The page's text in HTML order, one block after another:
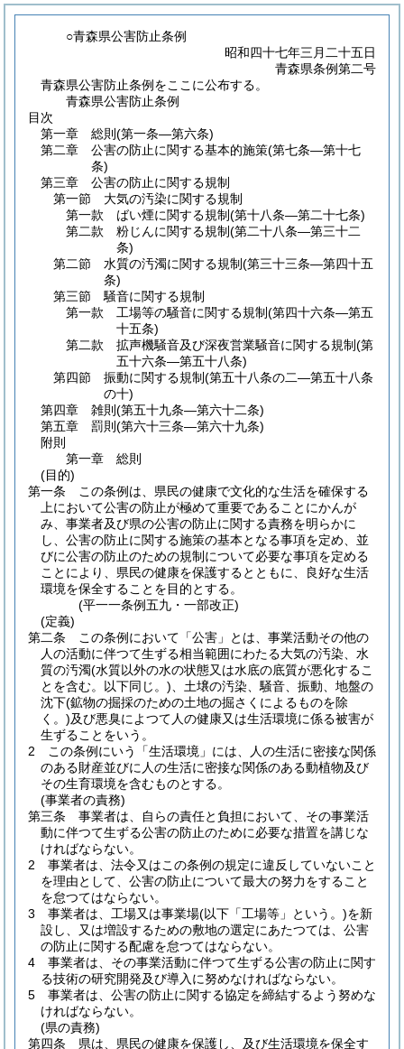
○青森県公害防止条例
昭和四十七年三月二十五日
青森県条例第二号
青森県公害防止条例をここに公布する。
青森県公害防止条例
目次
第一章
総則 (第一条―第六条)
第二章
公害の防止に関する基本的施策(第七条―第十七
条)
第三章
公害の防止に関する規制
第一節
大気の汚染に関する規制
第一款
ばい煙に関する規制(第十八条―第二十七条)
第二款
粉じんに関する規制(第二十八条―第三十二
条)
第二節
水質の汚濁に関する規制(第三十三条―第四十五
条)
第三節
騒音に関する規制
第一款
工場等の騒音に関する規制(第四十六条―第五
十五条)
第二款
拡声機騒音及び深夜営業騒音に関する規制(第
五十六条―第五十八条)
第四節
振動に関する規制(第五十八条の二―第五十八条
の十)
第四章
雑則 (第五十九条―第六十二条)
第五章
罰則 (第六十三条―第六十九条)
附則
第一章
総則
(目的)
第一条
この条例は、県民の健康で文化的な生活を確保する
上において公害の防止が極めて重要であることにかんが
み、事業者及び県の公害の防止に関する責務を明らかに
し、公害の防止に関する施策の基本となる事項を定め、並
びに公害の防止のための規制について必要な事項を定める
ことにより、県民の健康を保護するとともに、良好な生活
環境を保全することを目的とする。
(平一一条例五九・一部改正)
(定義)
第二条
この条例において「公害」とは、事業活動その他の
人の活動に伴つて生ずる相当範囲にわたる大気の汚染、水
質の汚濁(水質以外の水の状態又は水底の底質が悪化するこ
とを含む。以下同じ。) 、土壌の汚染、騒音、振動、地盤の
沈下(鉱物の掘採のための土地の掘さくによるものを除
く。)及び悪臭によつて人の健康又は生活環境に係る被害が
生ずることをいう。
2
この条例にいう「生活環境」には、人の生活に密接な関係
のある財産並びに人の生活に密接な関係のある動植物及び
その生育環境を含むものとする。
(事業者の責務)
第三条
事業者は、自らの責任と負担において、その事業活
動に伴つて生ずる公害の防止のために必要な措置を講じな
ければならない。
2
事業者は、法令又はこの条例の規定に違反していないこと
を理由として、公害の防止について最大の努力をすること
を怠つてはならない。
3
事業者は、工場又は事業場(以下「工場等」という。)を新
設し、又は増設するための敷地の選定にあたつては、公害
の防止に関する配慮を怠つてはならない。
4
事業者は、その事業活動に伴つて生ずる公害の防止に関す
る技術の研究開発及び導入に努めなければならない。
5
事業者は、公害の防止に関する協定を締結するよう努めな
ければならない。
(県の責務)
第四条
県は、県民の健康を保護し、及び生活環境を保全す